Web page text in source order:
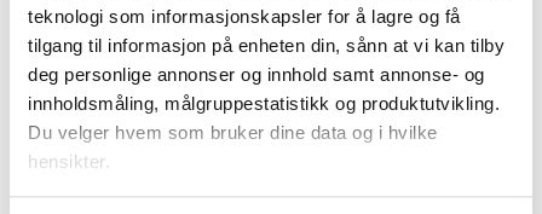
teknologi som informasjonskapsler for å lagre og få
tilgang til informasjon på enheten din, sånn at vi kan tilby
deg personlige annonser og innhold samt annonse- og
innholdsmåling, målgruppestatistikk og produktutvikling.
Du velger hvem som bruker dine data og i hvilke
hensikter.
Rokas (14) har vært til topps i klatreveggen og får
oppmuntring av Maja.
Hanna Skotheim